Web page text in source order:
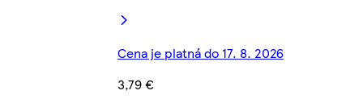
Cena je platná do 17. 8. 2026
3,79 €